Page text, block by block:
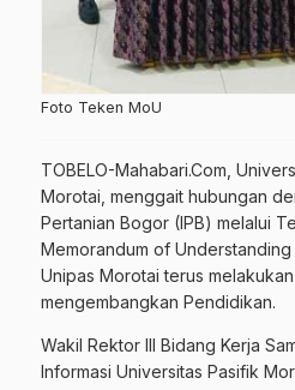
Foto Teken MoU
TOBELO-Mahabari.Com,
Morotai, menggait hubungan
Pertanian Bogor (IPB) melalui
Memorandum of Understanding
Unipas Morotai terus
mengembangkan Pendidikan.
Wakil Rektor III Bidang Kerja
Informasi Universitas Pasifik